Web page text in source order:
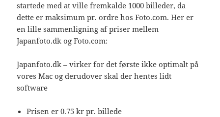
startede med at ville fremkalde 1000 billeder, da
dette er maksimum pr. ordre hos Foto.com. Her er
en lille sammenligning af priser mellem
Japanfoto.dk og Foto.com:
Japanfoto.dk – virker for det første ikke optimalt på
vores Mac og derudover skal der hentes lidt
software
Prisen er 0.75 kr pr. billede